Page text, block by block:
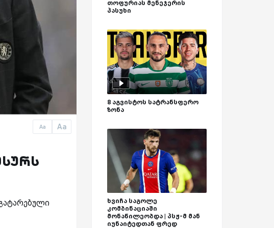
Aa Aa
თოფურიას მენეჯერის
პასუხი
8 აგვისტოს სატრანსფერო
ზონა
ხვიჩა საგოლე
კომბინაციაში
მონაწილეობდა | პსჟ-მ მან
იუნაიტედთან ფრედ